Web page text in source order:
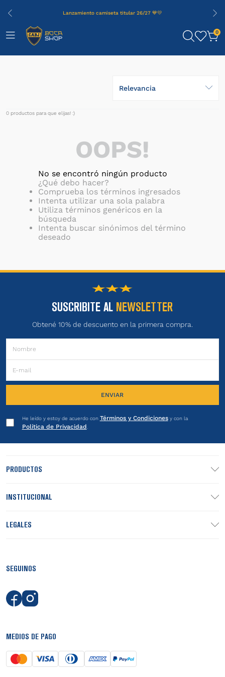
Lanzamiento camiseta titular 26/27 💙💛
0
Relevancia
0 productos
OOPS!
No se encontró ningún producto
¿Qué debo hacer?
Comprueba los términos ingresados
Intenta utilizar una sola palabra
Utiliza términos genéricos en la
búsqueda
Intenta buscar sinónimos del término
deseado
SUSCRIBITE AL NEWSLETTER
Obtené 10% de descuento en la primera compra.
ENVIAR
He leído y estoy de acuerdo con Términos y Condicionesy con la
Política de Privacidad
PRODUCTOS
INSTITUCIONAL
LEGALES
SEGUINOS
MEDIOS DE PAGO